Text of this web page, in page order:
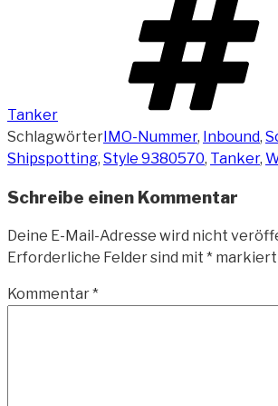
Tanker
SchlagwörterIMO-Nummer, Inbound,
Shipspotting, Style 9380570, Tanker,
Schreibe einen Kommentar
Deine E-Mail-Adresse wird nicht
Erforderliche Felder sind mit * markiert
Kommentar*